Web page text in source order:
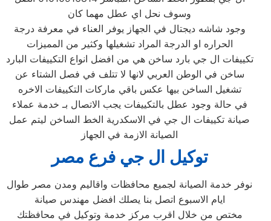
وسوف نحل اي عطل مهما كان
وجود شاشه ديجتال في الجهاز يوفر العناء في معرفة درجة
الحراره او الدرجة المراد تشغيلها وكثير من المميزات
تكييفات ال جي بارد ساخن هي من افضل انواع التكييفات البارد
ساخن في الوطن العربي لانها لا تتلف في فصل الشتاء عن
تشغيل الساخن بيها عكس باقي ماركات التكييفات الاخره
في حالة وجود عطل بالتكييفات يجب الاتصال بـ خدمة عملاء
صيانة تكييفات ال جي في الاسكدرية الخط الساخن ليتم عمل
الصيانة الازمة في الجهاز
توكيل ال جي فرع مصر
نوفر خدمة الصيانة لجميع محافظات واقاليم ومدن مصر طوال
ايام الاسبوع اتصل بنا يصلك افضل مهندس صيانة
مختص من خلال اقرب مركز خدمة وتوكيل في محافظتك